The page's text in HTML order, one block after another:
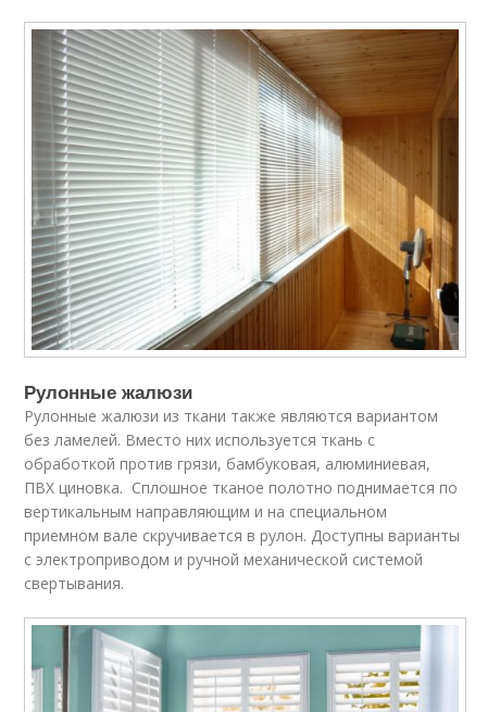
Рулонные жалюзи
Рулонные жалюзи из ткани также являются вариантом
без ламелей. Вместо них используется ткань с
обработкой против грязи, бамбуковая, алюминиевая,
ПВХ циновка. Сплошное тканое полотно поднимается по
вертикальным направляющим и на специальном
приемном вале скручивается в рулон. Доступны варианты
с электроприводом и ручной механической системой
свертывания.